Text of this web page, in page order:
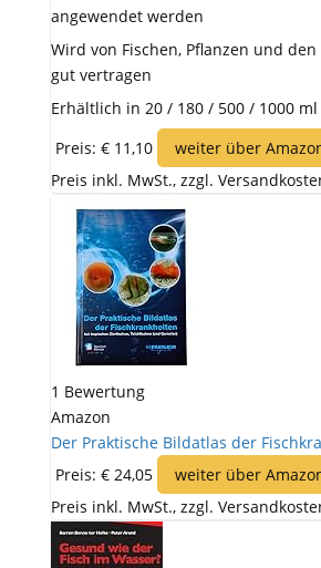
angewendet werden
Wird von Fischen, Pflanzen und
gut vertragen
Erhältlich in 20 / 180 / 500 / 1000 ml
Preis: € 11,10
weiter über
Preis inkl. MwSt., zzgl.
1 Bewertung
Amazon
Der Praktische Bildatlas der
Preis: € 24,05
weiter über
Preis inkl. MwSt., zzgl.